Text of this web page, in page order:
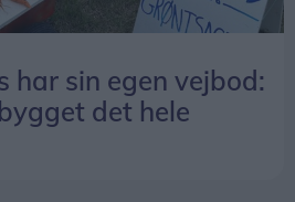
om at udvide sin
blomster, så jeg kan
den unge forretningsmand.
har sin egen vejbod:
det hele